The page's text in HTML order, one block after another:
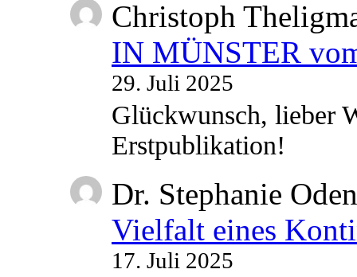
Christoph
IN MÜNSTER
29. Juli 2025
Glückwunsch, lieber
Erstpublikation!
Dr. Stephanie
Vielfalt eines
17. Juli 2025